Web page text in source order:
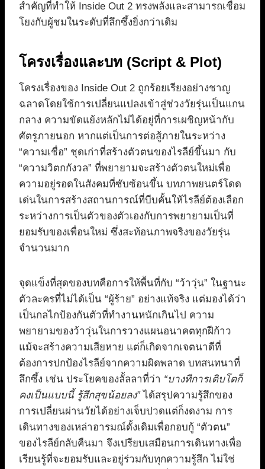
สำคัญที่ทำให้ Inside Out 2 ทรงพลังและสามารถเชื่อม
โยงกับผู้ชมในระดับที่ลึกซึ้งยิ่งกว่าเดิม
โครงเรื่องและบท (Script & Plot)
โครงเรื่องของ Inside Out 2 ถูกร้อยเรียงอย่างชาญ
ฉลาดโดยใช้การเปลี่ยนแปลงเข้าสู่ช่วงวัยรุ่นเป็นแกน
กลาง ความขัดแย้งหลักไม่ได้อยู่ที่การเผชิญหน้ากับ
ศัตรูภายนอก หากแต่เป็นการต่อสู้ภายในระหว่าง
“ความเชื่อ” ชุดเก่าที่สร้างตัวตนของไรลีย์ขึ้นมา กับ
“ความวิตกกังวล” ที่พยายามจะสร้างตัวตนใหม่เพื่อ
ความอยู่รอดในสังคมที่ซับซ้อนขึ้น บทภาพยนตร์โดด
เด่นในการสร้างสถานการณ์ที่บีบคั้นให้ไรลีย์ต้องเลือก
ระหว่างการเป็นตัวของตัวเองกับการพยายามเป็นที่
ยอมรับของเพื่อนใหม่ ซึ่งสะท้อนภาพจริงของวัยรุ่น
จำนวนมาก
จุดแข็งที่สุดของบทคือการให้พื้นที่กับ “ว้าวุ่น” ในฐานะ
ตัวละครที่ไม่ได้เป็น “ผู้ร้าย” อย่างแท้จริง แต่มองได้ว่า
เป็นกลไกป้องกันตัวที่ทำงานหนักเกินไป ความ
พยายามของว้าวุ่นในการวางแผนอนาคตทุกฝีก้าว
แม้จะสร้างความเสียหาย แต่ก็เกิดจากเจตนาดีที่
ต้องการปกป้องไรลีย์จากความผิดพลาด บทสนทนาที่
ลึกซึ้ง เช่น ประโยคของลั้ลลาที่ว่า “บางทีการเติบโตก็
คงเป็นแบบนี้ รู้สึกสุขน้อยลง”ได้สรุปความรู้สึกของ
การเปลี่ยนผ่านวัยได้อย่างเจ็บปวดแต่ก็งดงาม การ
เดินทางของเหล่าอารมณ์ดั้งเดิมเพื่อกอบกู้ “ตัวตน”
ของไรลีย์กลับคืนมา จึงเปรียบเสมือนการเดินทางเพื่อ
เรียนรู้ที่จะยอมรับและอยู่ร่วมกับทุกความรู้สึก ไม่ใช่